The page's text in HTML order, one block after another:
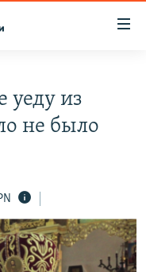
СОПРОТИВЛЕНИЯ
уеду из
не было